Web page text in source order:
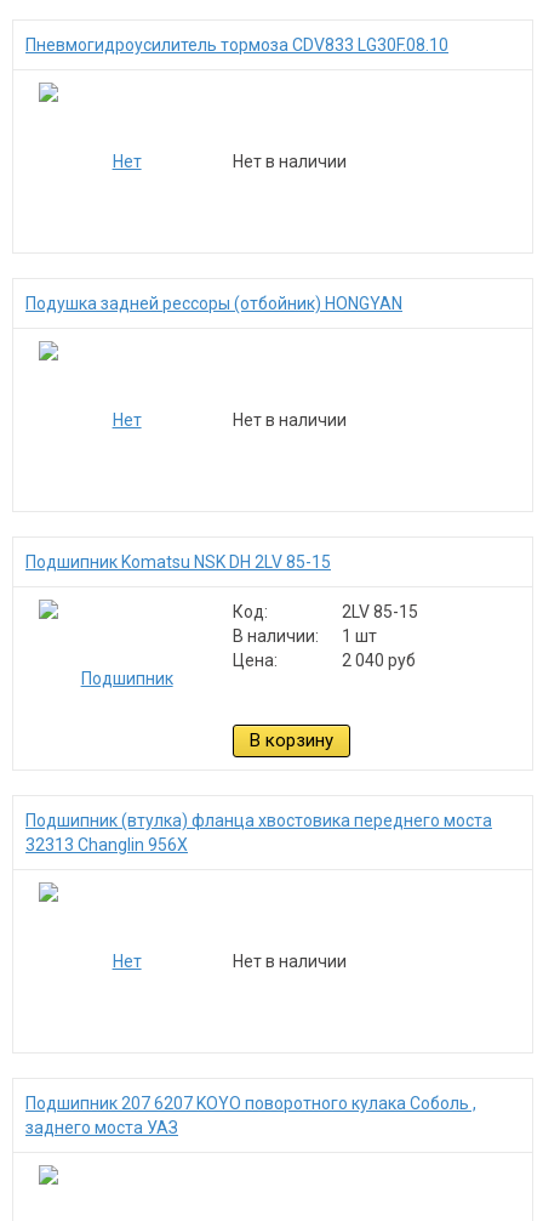
Пневмогидроусилитель тормоза CDV833 LG30F.08.10
Нет в наличии
Подушка задней рессоры (отбойник) HONGYAN
Нет в наличии
Подшипник Komatsu NSK DH 2LV 85-15
Код:
2LV 85-15
В наличии:
1 шт
Цена:
2 040 руб
В корзину
Подшипник (втулка) фланца хвостовика переднего моста
32313 Changlin 956X
Нет в наличии
Подшипник 207 6207 KOYO поворотного кулака Соболь ,
заднего моста УАЗ